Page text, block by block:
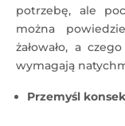
potrzebę, ale
można
żałowało, a
wymagają
Przemyśl